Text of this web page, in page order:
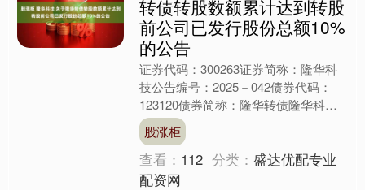
转债转股数额累计达到转股
前公司已发行股份总额10%
的公告
证券代码：300263证券简称：隆华科
技公告编号：2025－042债券代码：
123120债券简称：隆华转债隆华科技
集团（洛阳）股份有限公司关于隆华转
债转股数额累....
股涨柜
查看： 112 分类：盛达优配专业
配资网